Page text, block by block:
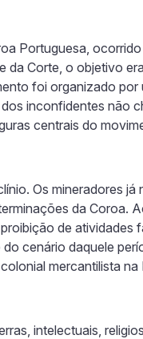
Portuguesa,
da Corte, o objetivo
foi organizado por
inconfidentes não
centrais do
Os mineradores já
da Coroa.
de atividades
cenário daquele
mercantilista na
intelectuais,